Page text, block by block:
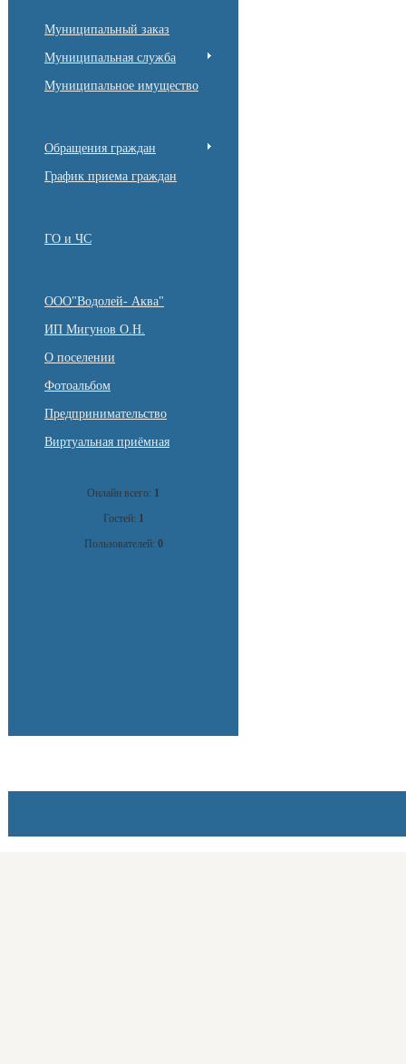
Муниципальный заказ
Муниципальная служба
Муниципальное имущество
Обращения граждан
График приема граждан
ГО и ЧС
ООО"Водолей- Аква"
ИП Мигунов О.Н.
О поселении
Фотоальбом
Предпринимательство
Виртуальная приёмная
Онлайн всего: 1
Гостей: 1
Пользователей: 0